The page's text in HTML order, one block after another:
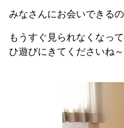
みなさんにお会いできる
もうすぐ見られなくなっ
ひ遊びにきてくださいね～